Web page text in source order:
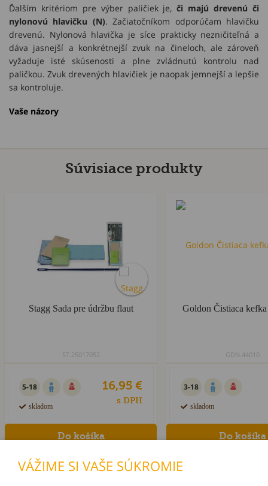
Ďalším kritériom pre výber paličiek je,či majú drevenú či
nylonovú hlavičku (N). Začiatočníkom odporúčam hlavičku
drevenú. Nylonová hlavička je síce prakticky nezničiteľná a
dáva jasnejší a konkrétnejší zvuk na čineloch, ale zároveň
vyžaduje isté skúsenosti a plne zvládnutú kontrolu nad
paličkou. Zvuk drevených hlavičiek je naopak jemnejší a lepšie
sa kontroluje.
Vaše názory
Súvisiace produkty
Stagg Sada pre údržbu flaut
ST.25017052
5-18
skladom
16,95 €
s DPH
Goldon Čistiaca
GDN.44010
3-18
skladom
VÁŽIME SI VAŠE SÚKROMIE